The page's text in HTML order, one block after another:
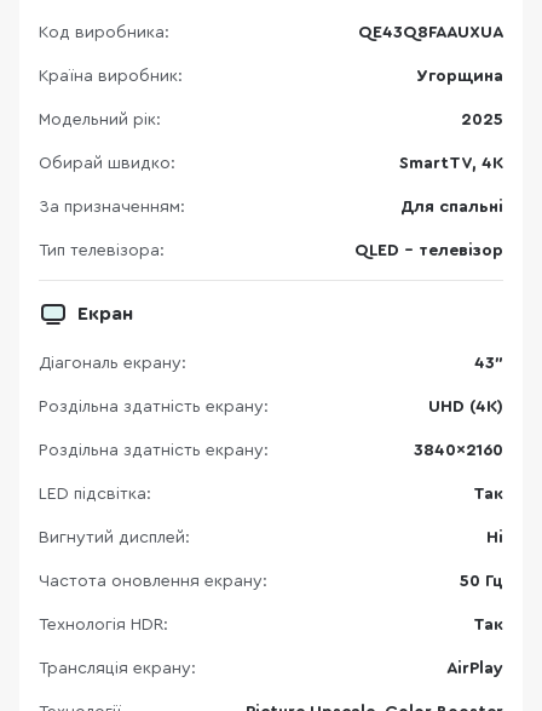
Код виробника: QE43Q8FAAUXUA
Країна виробник: Угорщина
Модельний рік: 2025
Обирай швидко: SmartTV, 4K
За призначенням: Для спальні
Тип телевізора: QLED - телевізор
Екран
Діагональ екрану: 43"
Роздільна здатність екрану: UHD (4K)
Роздільна здатність екрану: 3840×2160
LED підсвітка: Так
Вигнутий дисплей: Ні
Частота оновлення екрану: 50 Гц
Технологія HDR: Так
Трансляція екрану: AirPlay